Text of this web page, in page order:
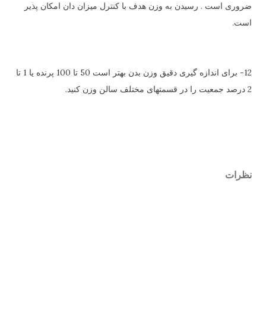
ضروری است . رسیدن به وزن هدف با کنترل میزان دان امکان پذیر
است.
12- برای اندازه گیری دقیق وزن بدن بهتر است 50 تا 100 پرنده یا 1 تا
2 درصد جمعیت را در قسمتهای مختلف سالن وزن کنید.
نظرات